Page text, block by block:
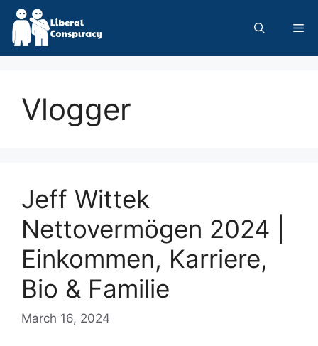
Skip
content
Vlogger
Jeff Wittek
Nettovermögen 2024 |
Einkommen, Karriere,
Bio & Familie
March 16, 2024